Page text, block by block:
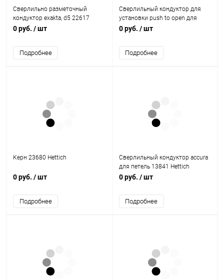
Сверлильно разметочный
кондуктор exakta, d5 22617
Hettich
0 руб. / шт
Подробнее
Сверлильный кондуктор для
установки push to open для
петель 9207524 Hettich
0 руб. / шт
Подробнее
Керн 23680 Hettich
0 руб. / шт
Подробнее
Сверлильный кондуктор accura
для петель 13841 Hettich
0 руб. / шт
Подробнее